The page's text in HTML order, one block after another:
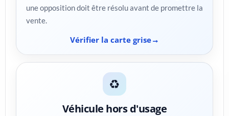
une opposition doit être résolu avant de promettre la
vente.
Vérifier la carte grise
♻️
Véhicule hors d'usage